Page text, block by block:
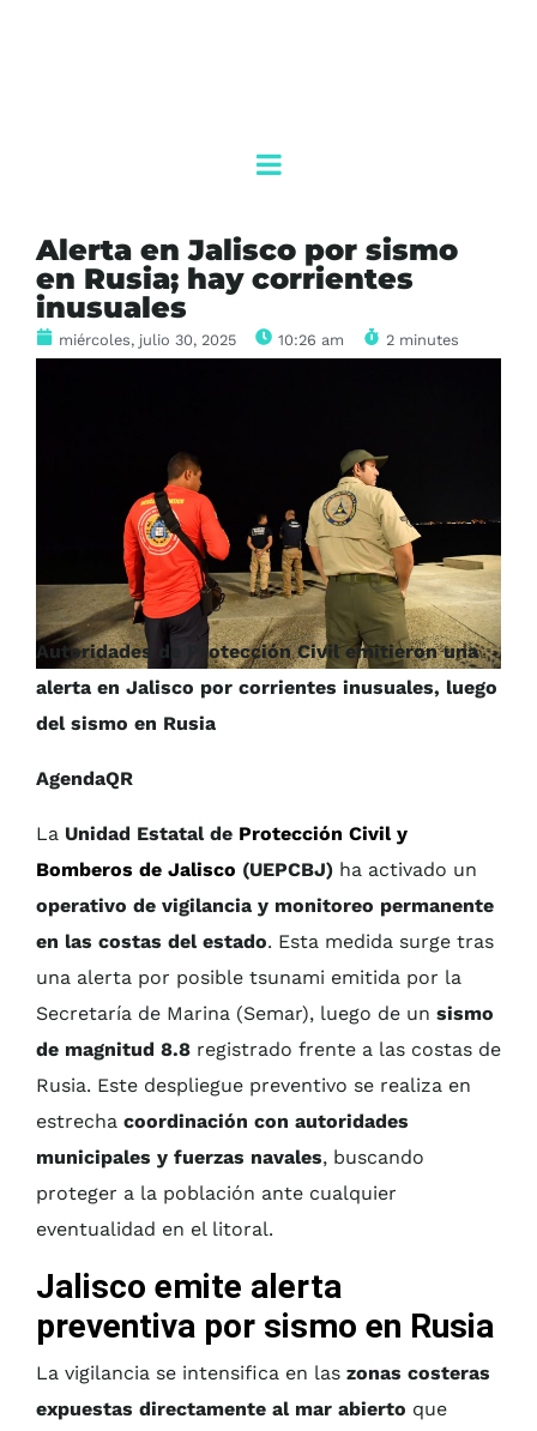
Alerta en Jalisco por sismo
en Rusia; hay corrientes
inusuales
miércoles, julio 30, 2025 10:26 am 2 minutes
Autoridades de Protección Civil emitieron una
alerta en Jalisco por corrientes inusuales, luego
del sismo en Rusia
AgendaQR
La Unidad Estatal de Protección Civil y
Bomberos de Jalisco (UEPCBJ) ha activado un
operativo de vigilancia y monitoreo permanente
en las costas del estado. Esta medida surge tras
una alerta por posible tsunami emitida por la
Secretaría de Marina (Semar), luego de un sismo
de magnitud 8.8 registrado frente a las costas de
Rusia. Este despliegue preventivo se realiza en
estrecha coordinación con autoridades
municipales y fuerzas navales, buscando
proteger a la población ante cualquier
eventualidad en el litoral.
Jalisco emite alerta
preventiva por sismo en Rusia
La vigilancia se intensifica en las zonas costeras
expuestas directamente al mar abierto que